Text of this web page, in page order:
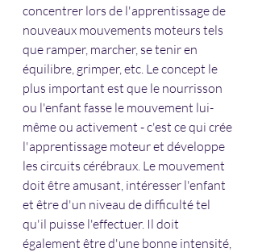
concentrer lors de l'apprentissage de
nouveaux mouvements moteurs tels
que ramper, marcher, se tenir en
équilibre, grimper, etc. Le concept le
plus important est que le nourrisson
ou l'enfant fasse le mouvement lui-
même ou activement - c'est ce qui crée
l'apprentissage moteur et développe
les circuits cérébraux. Le mouvement
doit être amusant, intéresser l'enfant
et être d'un niveau de difficulté tel
qu'il puisse l'effectuer. Il doit
également être d'une bonne intensité,